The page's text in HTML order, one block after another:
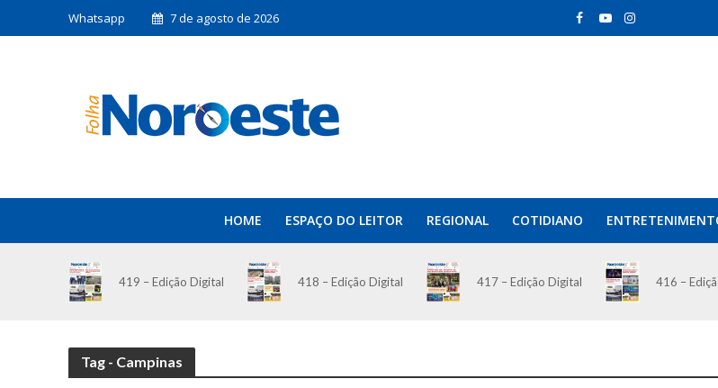
Whatsapp 7 de agosto de 2026
HOME ESPAÇO DO LEITOR REGIONAL COTIDIANO
419 – Edição Digital 418 – Edição Digital 417 – Edição Digital 416 –
Tag - Campinas